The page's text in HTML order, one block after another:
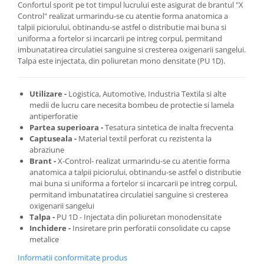
Cosuri de gunoi
Suporturi si accesorii de bucatarie
Mobila living
Comode
Mese cafea si decorative
Rafturi si biblioteci
Tabureti si fotolii
Mobila hol
Cuiere
Confortul sporit pe tot timpul lucrului este asigurat de brantul "X
Control" realizat urmarindu-se cu atentie forma anatomica a
talpii piciorului, obtinandu-se astfel o distributie mai buna si
uniforma a fortelor si incarcarii pe intreg corpul, permitand
imbunatatirea circulatiei sanguine si cresterea oxigenarii sangelui.
Talpa este injectata, din poliuretan mono densitate (PU 1D).
Utilizare - Logistica, Automotive, Industria Textila si alte
medii de lucru care necesita bombeu de protectie si lamela
antiperforatie
Partea superioara -Tesatura sintetica de inalta frecventa
Captuseala - Material textil perforat cu rezistenta la
abraziune
Brant -X-Control- realizat urmarindu-se cu atentie forma
anatomica a talpii piciorului, obtinandu-se astfel o distributie
mai buna si uniforma a fortelor si incarcarii pe intreg corpul,
permitand imbunatatirea circulatiei sanguine si cresterea
oxigenarii sangelui
Talpa - PU 1D - Injectata din poliuretan monodensitate
Inchidere - Insiretare prin perforatii consolidate cu capse
metalice
Informatii conformitate produs